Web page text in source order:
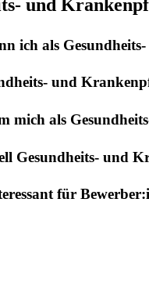
und
ich als
und
mich als
Gesundheits- und
für